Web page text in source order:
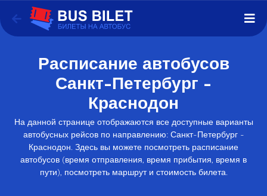
Расписание автобусов
Санкт-Петербург -
Краснодон
На данной странице отображаются все доступные варианты
автобусных рейсов по направлению: Санкт-Петербург -
Краснодон. Здесь вы можете посмотреть расписание
автобусов (время отправления, время прибытия, время в
пути), посмотреть маршрут и стоимость билета.